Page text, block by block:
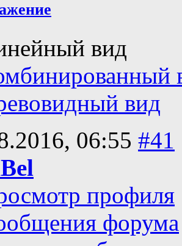
вид
вид
06:55 #41
профиля
форума